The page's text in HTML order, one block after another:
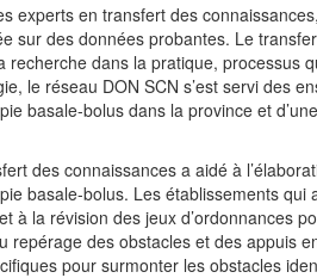
experts en transfert des
sur des données probantes. Le
recherche dans la pratique, processus
le réseau DON SCN s’est servi des
basale-bolus dans la province et
des connaissances a aidé à
basale-bolus. Les établissements
à la révision des jeux d’ordonnances
repérage des obstacles et des appuis
pour surmonter les obstacles